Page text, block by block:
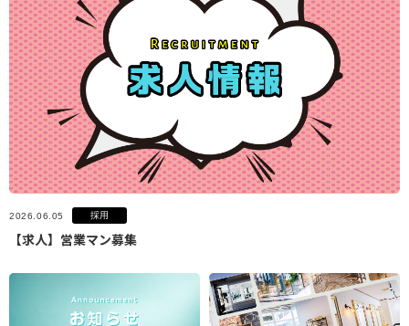
2026.06.05 採用
【求人】営業マン募集